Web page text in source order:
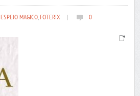
ESPEJO MAGICO,FOTERIX 0